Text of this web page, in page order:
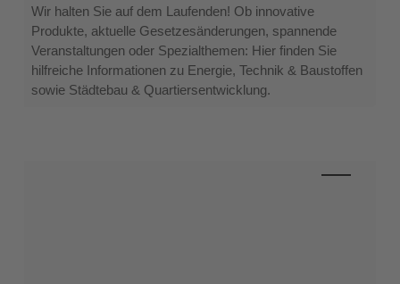
Neuer
Look
für
langlebige
Wir halten Sie auf dem Laufenden! Ob innovative
Produkte, aktuelle Gesetzesänderungen, spannende
Veranstaltungen oder Spezialthemen: Hier finden Sie
hilfreiche Informationen zu Energie, Technik & Baustoffen
sowie Städtebau & Quartiersentwicklung.